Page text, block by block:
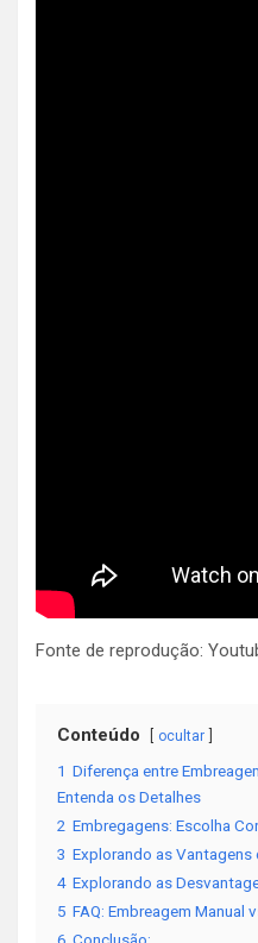
Fonte de reprodução:
Conteúdo ocultar
1 Diferença entre
Entenda os Detalhes
2 Embregagens: Escolha
3 Explorando as Vantagens
4 Explorando as
5 FAQ: Embreagem Manual